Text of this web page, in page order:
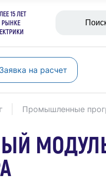
15 ЛЕТ
РЫНКЕ
Заявка на расчет
Промышленные